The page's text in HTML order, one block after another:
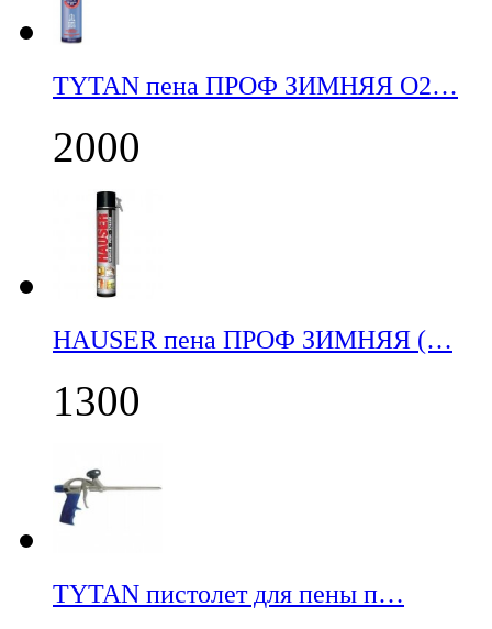
TYTAN пена ПРОФ ЗИМНЯЯ О2…
2000
НАUSER пена ПРОФ ЗИМНЯЯ (…
1300
TYTAN пистолет для пены п…